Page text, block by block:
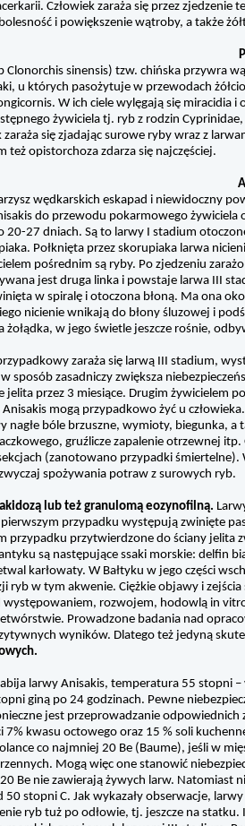
Człowiek zaraża się przez
i powiększenie wątroby, a także
Clonorchis sinensis) tzw. chińska przywra
u których pasożytuje w przewodach
W ich ciele wylęgają się miracidia
żywiciela tj. ryb z rodzin
zaraża się zjadając surowe ryby wraz z
też opistorchoza zdarza się najczęściej.
wędkarskich eskapad i niewidoczny
do przewodu pokarmowego
20-27 dniach. Są to larwy I stadium
Połknięta przez skorupiaka larwa
pośrednim są ryby. Po zjedzeniu
jest druga linka i powstaje larwa III
w spiralę i otoczona błoną. Ma ona
nicienie wnikają do błony śluzowej i
żołądka, w jego świetle jeszcze rośnie,
zaraża się larwą III stadium,
sposób zasadniczy zwiększa
jelita przez 3 miesiące. Drugim żywicielem
Anisakis mogą przypadkowo żyć u
nagłe bóle brzuszne, wymioty, biegunka,
gruźlicze zapalenie otrzewnej
(zanotowano przypadki
spożywania potraw z surowych ryb.
lub też granulomą eozynofilną.
przypadku występują zwinięte
przypadku przytwierdzone do ściany jelita
są następujące ssaki morskie: delfin
karłowaty. W Bałtyku w jego części
ryb w tym akwenie. Ciężkie objawy i
występowaniem, rozwojem, hodowlą in
Prowadzone badania nad
wyników. Dlatego też jedyną
larwy Anisakis, temperatura 55 stopni
giną po 24 godzinach. Pewne
jest przeprowadzanie
7% kwasu octowego oraz 15 % soli
co najmniej 20 Be (Baume), jeśli w
Mogą więc one stanowić
Be nie zawierają żywych larw. Natomiast
50 stopni C. Jak wykazały obserwacje,
ryb tuż po odłowie, tj. jeszcze na